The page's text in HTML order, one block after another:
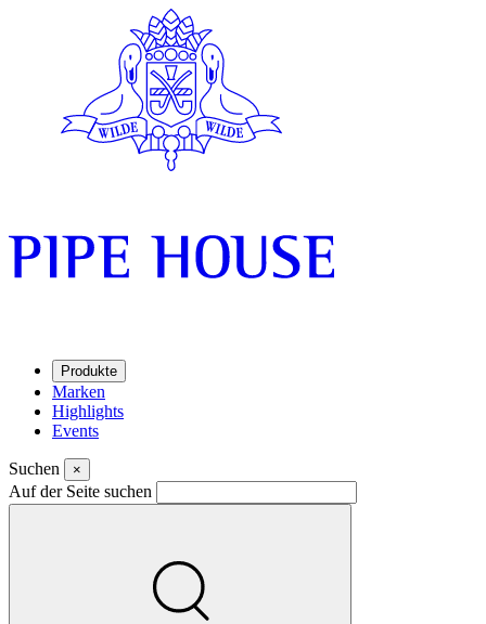
Produkte
Marken
Highlights
Events
Suchen ×
Auf der Seite suchen